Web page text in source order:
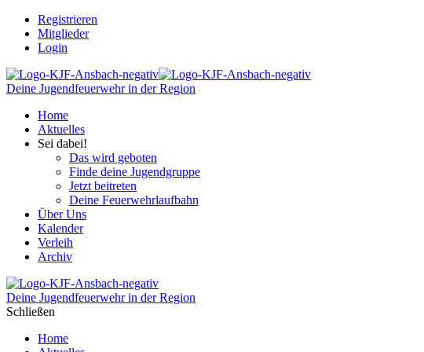
Registrieren
Mitglieder
Login
Deine Jugendfeuerwehr in der Region
Home
Aktuelles
Sei dabei!
Das wird geboten
Finde deine Jugendgruppe
Jetzt beitreten
Deine Feuerwehrlaufbahn
Über Uns
Kalender
Verleih
Archiv
Deine Jugendfeuerwehr in der Region
Schließen
Home